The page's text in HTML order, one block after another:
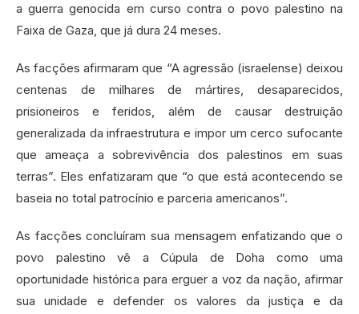
a guerra genocida em curso contra o povo palestino na
Faixa de Gaza, que já dura 24 meses.
As facções afirmaram que “A agressão (israelense) deixou
centenas de milhares de mártires, desaparecidos,
prisioneiros e feridos, além de causar destruição
generalizada da infraestrutura e impor um cerco sufocante
que ameaça a sobrevivência dos palestinos em suas
terras”. Eles enfatizaram que “o que está acontecendo se
baseia no total patrocínio e parceria americanos”.
As facções concluíram sua mensagem enfatizando que o
povo palestino vê a Cúpula de Doha como uma
oportunidade histórica para erguer a voz da nação, afirmar
sua unidade e defender os valores da justiça e da